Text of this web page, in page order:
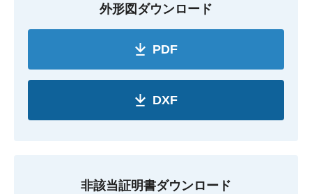
外形図ダウンロード
PDF
DXF
非該当証明書ダウンロード